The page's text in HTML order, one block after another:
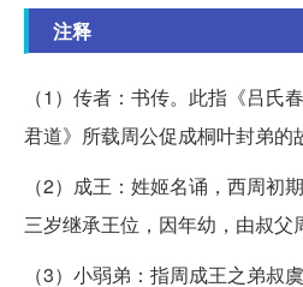
注释
（1）传者：书传。此指《吕氏
君道》所载周公促成桐叶封弟的
（2）成王：姓姬名诵，西周初
三岁继承王位，因年幼，由叔父
（3）小弱弟：指周成王之弟叔虞